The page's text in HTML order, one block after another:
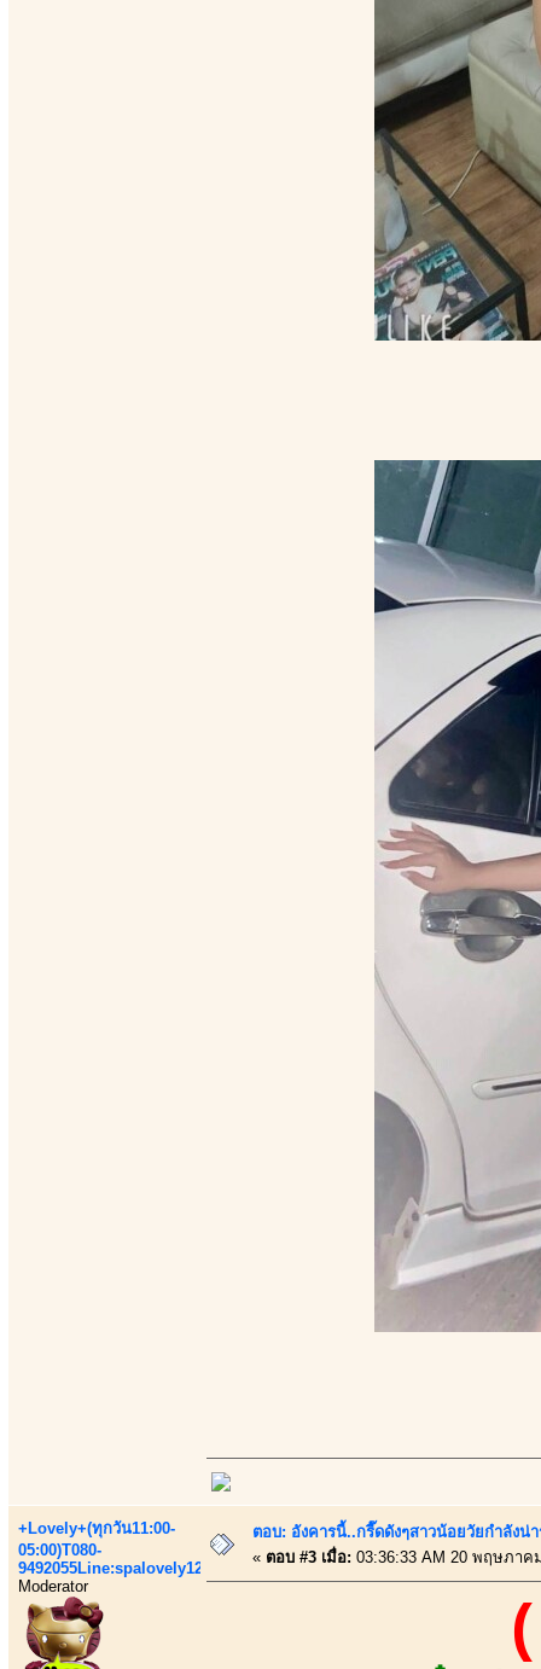
+Lovely+(ทุกวัน11:00-
05:00)T080-
9492055Line:spalovely123
Moderator
ตอบ: อังคารนี้..กรี๊ดดังๆสาวน้อยวัยกำลัง
« ตอบ #3 เมื่อ: 03:36:33 AM 20 พฤษภาค